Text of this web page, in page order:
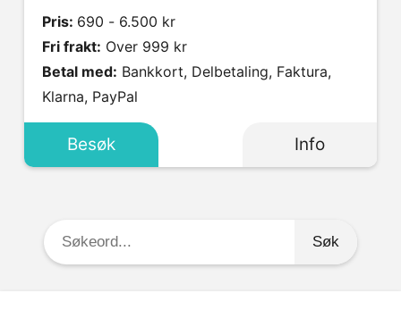
Pris: 690 - 6.500 kr
Fri frakt: Over 999 kr
Betal med:
Klarna, PayPal
Besøk Info
Søkeord: